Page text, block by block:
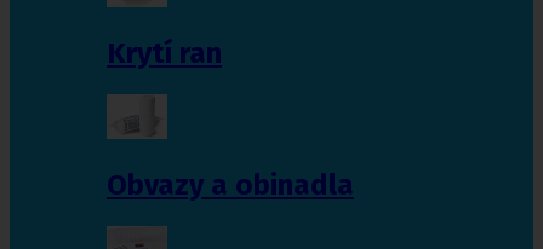
Krytí ran
Obvazy a obinadla